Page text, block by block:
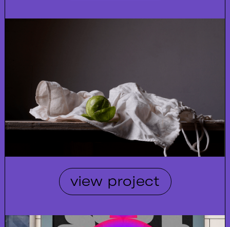
view project